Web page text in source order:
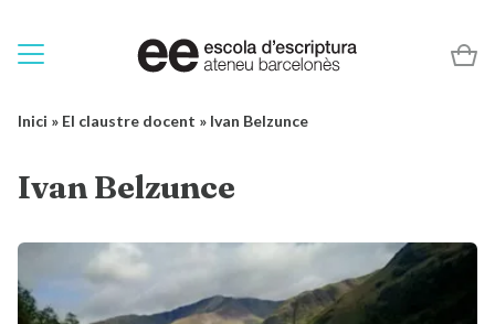
Inici » El claustre docent » Ivan Belzunce
Ivan Belzunce